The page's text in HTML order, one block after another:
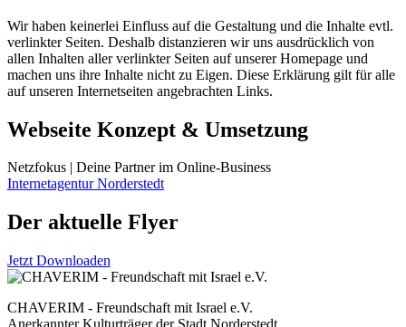
Wir haben keinerlei Einfluss auf die Gestaltung und die Inhalte evtl.
verlinkter Seiten. Deshalb distanzieren wir uns ausdrücklich von
allen Inhalten aller verlinkter Seiten auf unserer Homepage und
machen uns ihre Inhalte nicht zu Eigen. Diese Erklärung gilt für alle
auf unseren Internetseiten angebrachten Links.
Webseite Konzept & Umsetzung
Netzfokus | Deine Partner im Online-Business
Internetagentur Norderstedt
Der aktuelle Flyer
Jetzt Downloaden
CHAVERIM - Freundschaft mit Israel e.V.